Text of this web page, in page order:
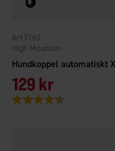
High Mountain
7163
129 kr
Betyg: